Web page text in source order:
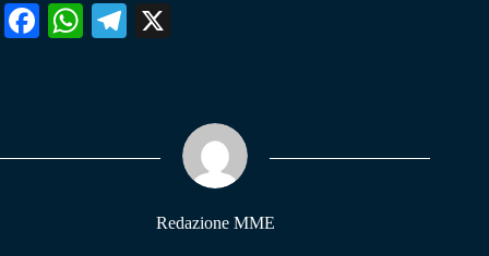
Fa W
pp
Te
m
Redazione MME